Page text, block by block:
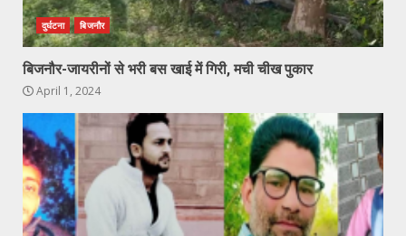
दुर्घटना बिजनौर
बिजनौर-जायरीनों से भरी बस खाई में गिरी, मची चीख पुकार
April 1, 2024